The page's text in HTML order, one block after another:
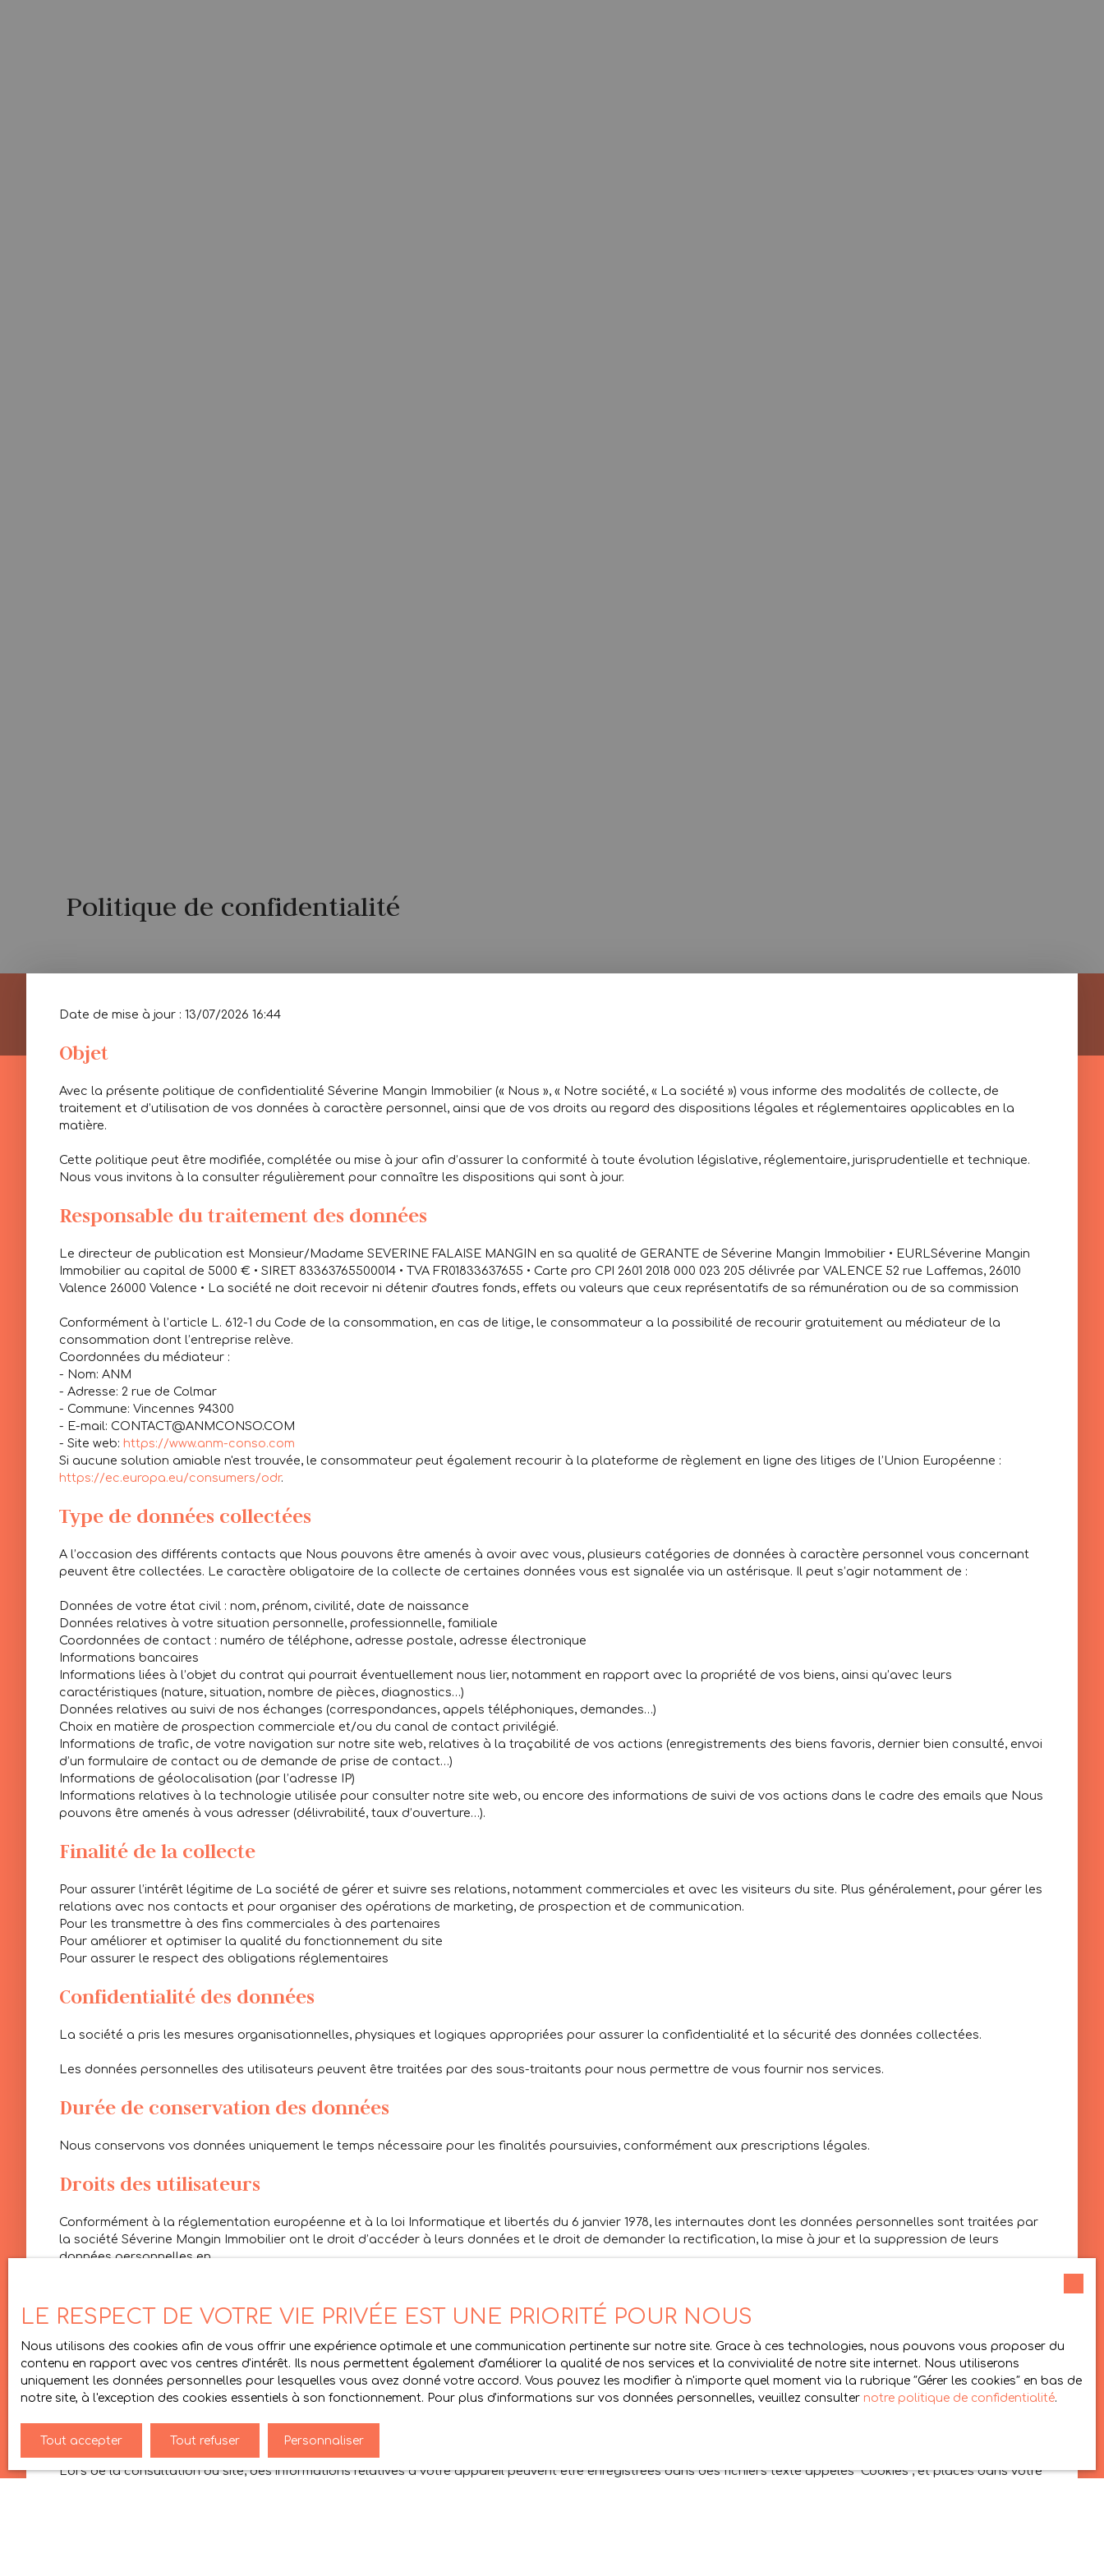
Politique de confidentialité
Date de mise à jour : 13/07/2026 16:44
Objet
Avec la présente politique de confidentialité Séverine Mangin Immobilier (« Nous », « Notre société, « La société ») vous informe des modalités de collecte, de
traitement et d’utilisation de vos données à caractère personnel, ainsi que de vos droits au regard des dispositions légales et réglementaires applicables en la
matière.
Cette politique peut être modifiée, complétée ou mise à jour afin d’assurer la conformité à toute évolution législative, réglementaire, jurisprudentielle et technique.
Nous vous invitons à la consulter régulièrement pour connaître les dispositions qui sont à jour.
Responsable du traitement des données
Le directeur de publication est Monsieur/Madame SEVERINE FALAISE MANGIN en sa qualité de GERANTE de Séverine Mangin Immobilier • EURLSéverine Mangin
Immobilier au capital de 5000 € • SIRET 83363765500014 • TVA FR01833637655 • Carte pro CPI 2601 2018 000 023 205 délivrée par VALENCE 52 rue Laffemas, 26010
Valence 26000 Valence • La société ne doit recevoir ni détenir d'autres fonds, effets ou valeurs que ceux représentatifs de sa rémunération ou de sa commission
Conformément à l’article L. 612-1 du Code de la consommation, en cas de litige, le consommateur a la possibilité de recourir gratuitement au médiateur de la
consommation dont l’entreprise relève.
Coordonnées du médiateur :
- Nom: ANM
- Adresse: 2 rue de Colmar
- Commune: Vincennes 94300
- E-mail: CONTACT@ANMCONSO.COM
- Site web: https://www.anm-conso.com
Si aucune solution amiable n'est trouvée, le consommateur peut également recourir à la plateforme de règlement en ligne des litiges de l’Union Européenne :
https://ec.europa.eu/consumers/odr.
Type de données collectées
A l’occasion des différents contacts que Nous pouvons être amenés à avoir avec vous, plusieurs catégories de données à caractère personnel vous concernant
peuvent être collectées. Le caractère obligatoire de la collecte de certaines données vous est signalée via un astérisque. Il peut s’agir notamment de :
Données de votre état civil : nom, prénom, civilité, date de naissance
Données relatives à votre situation personnelle, professionnelle, familiale
Coordonnées de contact : numéro de téléphone, adresse postale, adresse électronique
Informations bancaires
Informations liées à l’objet du contrat qui pourrait éventuellement nous lier, notamment en rapport avec la propriété de vos biens, ainsi qu’avec leurs
caractéristiques (nature, situation, nombre de pièces, diagnostics…)
Données relatives au suivi de nos échanges (correspondances, appels téléphoniques, demandes…)
Choix en matière de prospection commerciale et/ou du canal de contact privilégié.
Informations de trafic, de votre navigation sur notre site web, relatives à la traçabilité de vos actions (enregistrements des biens favoris, dernier bien consulté, envoi
d’un formulaire de contact ou de demande de prise de contact…)
Informations de géolocalisation (par l’adresse IP)
Informations relatives à la technologie utilisée pour consulter notre site web, ou encore des informations de suivi de vos actions dans le cadre des emails que Nous
pouvons être amenés à vous adresser (délivrabilité, taux d’ouverture…).
Finalité de la collecte
Pour assurer l’intérêt légitime de La société de gérer et suivre ses relations, notamment commerciales et avec les visiteurs du site. Plus généralement, pour gérer les
relations avec nos contacts et pour organiser des opérations de marketing, de prospection et de communication.
Pour les transmettre à des fins commerciales à des partenaires
Pour améliorer et optimiser la qualité du fonctionnement du site
Pour assurer le respect des obligations réglementaires
Confidentialité des données
La société a pris les mesures organisationnelles, physiques et logiques appropriées pour assurer la confidentialité et la sécurité des données collectées.
Les données personnelles des utilisateurs peuvent être traitées par des sous-traitants pour nous permettre de vous fournir nos services.
Durée de conservation des données
Nous conservons vos données uniquement le temps nécessaire pour les finalités poursuivies, conformément aux prescriptions légales.
Droits des utilisateurs
Conformément à la réglementation européenne et à la loi Informatique et libertés du 6 janvier 1978, les internautes dont les données personnelles sont traitées par
la société Séverine Mangin Immobilier ont le droit d’accéder à leurs données et le droit de demander la rectification, la mise à jour et la suppression de leurs
données personnelles en
démarchage téléphonique, prévu par l'article L223-1 du code de la consommation, sur le site Internetwww.bloctel.gouv.fr
Worldline, Service Bloctel, CS 61311, 41013 BLOIS CEDEX.
Séverine Mangin Immobilier
contact@mangin-immobilier.com
+33 4 75 45 86 24
Cookies
Lors de la consultation du site, des informations relatives à votre appareil peuvent être enregistrées dans des fichiers texte appelés "Cookies", et placés dans votre
LE RESPECT DE VOTRE VIE PRIVÉE EST UNE PRIORITÉ POUR NOUS
Nous utilisons des cookies afin de vous offrir une expérience optimale et une communication pertinente sur notre site. Grace à ces technologies, nous pouvons vous proposer du
contenu en rapport avec vos centres d'intérêt. Ils nous permettent également d'améliorer la qualité de nos services et la convivialité de notre site internet. Nous utiliserons
uniquement les données personnelles pour lesquelles vous avez donné votre accord. Vous pouvez les modifier à n'importe quel moment via la rubrique ″Gérer les cookies″ en bas de
notre site, à l'exception des cookies essentiels à son fonctionnement. Pour plus d'informations sur vos données personnelles, veuillez consulter notre politique de confidentialité.
Tout accepter Tout refuser Personnaliser